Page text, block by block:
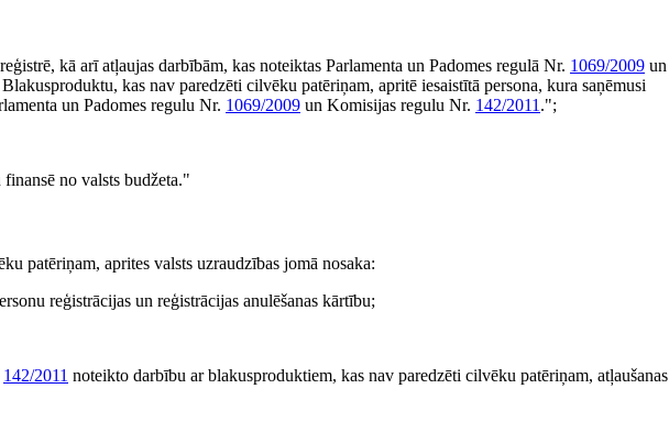
kā arī atļaujas darbībām, kas noteiktas Parlamenta un Padomes regulā Nr. 1069/2009 un
kas nav paredzēti cilvēku patēriņam, apritē iesaistītā persona, kura saņēmusi
un Padomes regulu Nr. 1069/2009 un Komisijas regulu Nr. 142/2011 .";
no valsts budžeta."
patēriņam, aprites valsts uzraudzības jomā nosaka:
reģistrācijas un reģistrācijas anulēšanas kārtību;
142/2011 noteikto darbību ar blakusproduktiem, kas nav paredzēti cilvēku patēriņam, atļaušanas